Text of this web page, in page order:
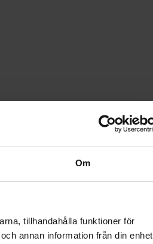
Om
tillhandahålla funktioner för
annan information från din enhet